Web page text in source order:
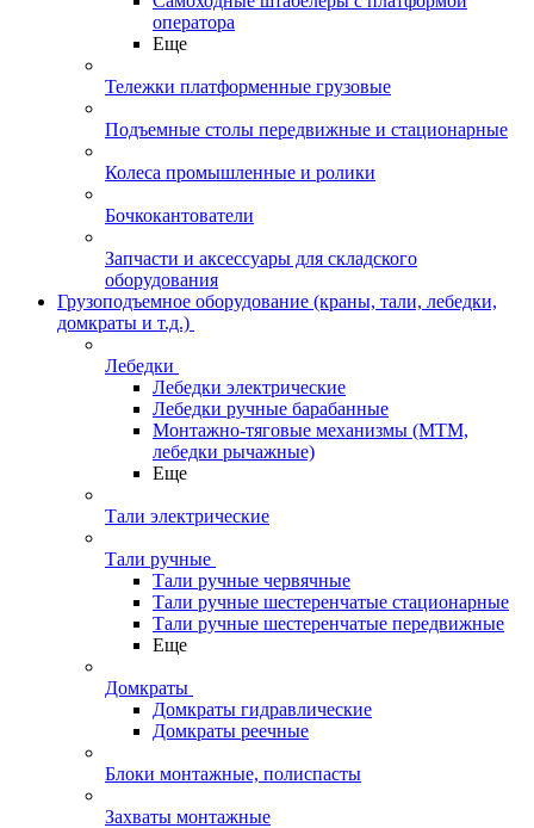
оператора
Еще
Тележки платформенные грузовые
Подъемные столы передвижные и стационарные
Колеса промышленные и ролики
Бочкокантователи
Запчасти и аксессуары для складского
оборудования
Грузоподъемное оборудование (краны, тали, лебедки,
домкраты и т.д.)
Лебедки
Лебедки электрические
Лебедки ручные барабанные
Монтажно-тяговые механизмы (МТМ,
лебедки рычажные)
Еще
Тали электрические
Тали ручные
Тали ручные червячные
Тали ручные шестеренчатые стационарные
Тали ручные шестеренчатые передвижные
Еще
Домкраты
Домкраты гидравлические
Домкраты реечные
Блоки монтажные, полиспасты
Захваты монтажные